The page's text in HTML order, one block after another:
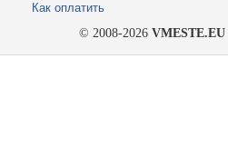
Как оплатить
© 2008-2026 VMESTE.EU